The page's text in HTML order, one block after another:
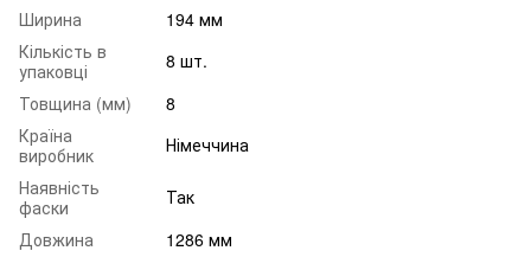
Ширина
194 мм
Кількість в
упаковці
8 шт.
Товщина (мм)
8
Країна
виробник
Німеччина
Наявність
фаски
Так
Довжина
1286 мм